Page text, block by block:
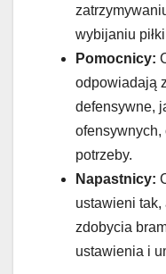
wybijaniu
Pomocnicy:
odpowiadają
defensywne,
ofensywnych,
potrzeby.
Napastnicy:
ustawieni
zdobycia
ustawienia i